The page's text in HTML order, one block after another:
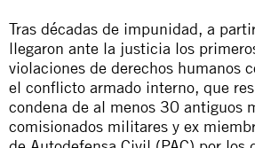
Tras décadas de impunidad, a
llegaron ante la justicia los
violaciones de derechos humanos
el conflicto armado interno, que
condena de al menos 30 antiguos
comisionados militares y ex